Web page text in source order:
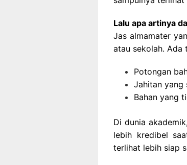
Lalu apa artinya
Jas almamater
atau sekolah. Ada
Potongan
Jahitan yang
Bahan yang
Di dunia
lebih kredibel
terlihat lebih siap